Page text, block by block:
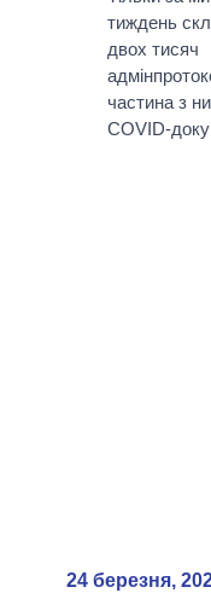
КАБІНЕТ
ГОЛОВИ
МЕРИ МІСТ
ВСІ ПЕРСОНИ
тиждень
двох тисяч
частина з
COVID-
24 березня,